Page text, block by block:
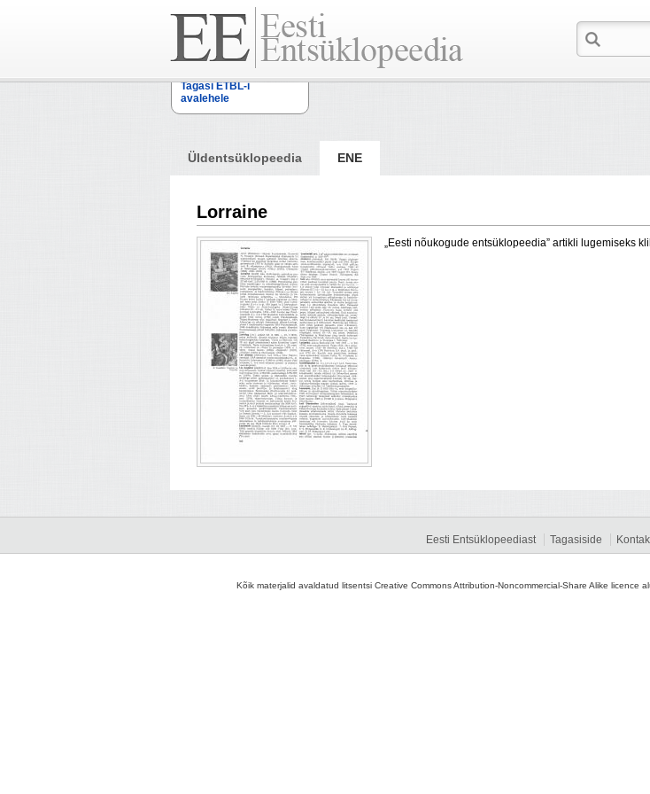
Tagasi ETBL-i
avalehele
Üldentsüklopeedia ENE
Lorraine
„Eesti nõukogude entsüklopeedia” artikli lugemiseks
Eesti Entsüklopeediast Tagasiside
Kõik materjalid avaldatud litsentsi Creative Commons Attribution-Noncommercial-Share Alike licence